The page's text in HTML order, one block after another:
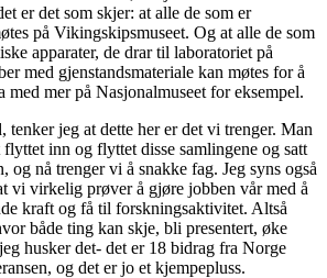
er det som skjer: at alle de som er
på Vikingskipsmuseet. Og at alle de som
apparater, de drar til laboratoriet på
med gjenstandsmateriale kan møtes for å
med mer på Nasjonalmuseet for eksempel.
tenker jeg at dette her er det vi trenger. Man
inn og flyttet disse samlingene og satt
og nå trenger vi å snakke fag. Jeg syns også
vi virkelig prøver å gjøre jobben vår med å
kraft og få til forskningsaktivitet. Altså
både ting kan skje, bli presentert, øke
husker det- det er 18 bidrag fra Norge
og det er jo et kjempepluss.